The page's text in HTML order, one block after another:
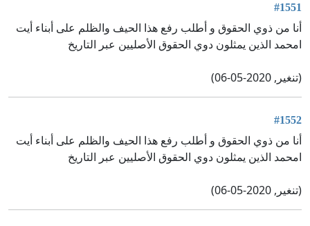
#1551
أنا من ذوي الحقوق و أطلب رفع هذا الحيف والظلم على أبناء أيت
امحمد الذين يمثلون دوي الحقوق الأصليين عبر التاريخ
(تنغير, 2020-05-06)
#1552
أنا من ذوي الحقوق و أطلب رفع هذا الحيف والظلم على أبناء أيت
امحمد الذين يمثلون دوي الحقوق الأصليين عبر التاريخ
(تنغير, 2020-05-06)